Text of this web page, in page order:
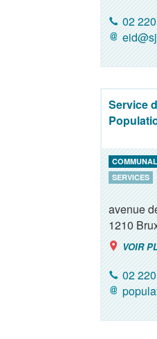
02
Service
COMMUNAL
SERVICES
avenue
1210
VOIR
02